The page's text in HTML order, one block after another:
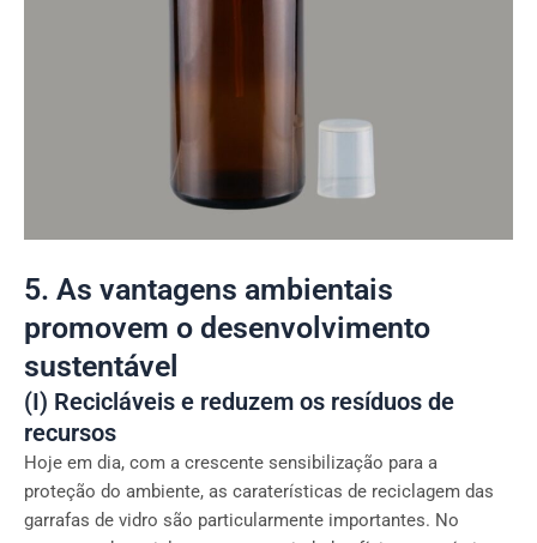
5. As vantagens ambientais
promovem o desenvolvimento
sustentável
(I) Recicláveis e reduzem os resíduos de
recursos
Hoje em dia, com a crescente sensibilização para a
proteção do ambiente, as caraterísticas de reciclagem das
garrafas de vidro são particularmente importantes. No